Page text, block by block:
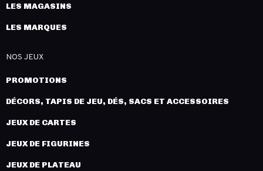
LES MAGASINS
LES MARQUES
NOS JEUX
PROMOTIONS
DÉCORS, TAPIS DE JEU, DÉS, SACS ET ACCESSOIRES
JEUX DE CARTES
JEUX DE FIGURINES
JEUX DE PLATEAU